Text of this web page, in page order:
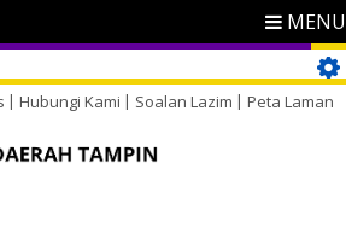
MENU
Hubungi Kami Soalan Lazim Peta Laman